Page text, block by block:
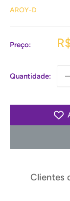
AROY-D
Preço:
Quantidade:
Clientes